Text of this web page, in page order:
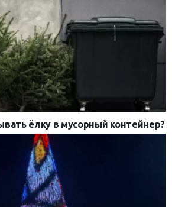
ёлку в мусорный контейнер?